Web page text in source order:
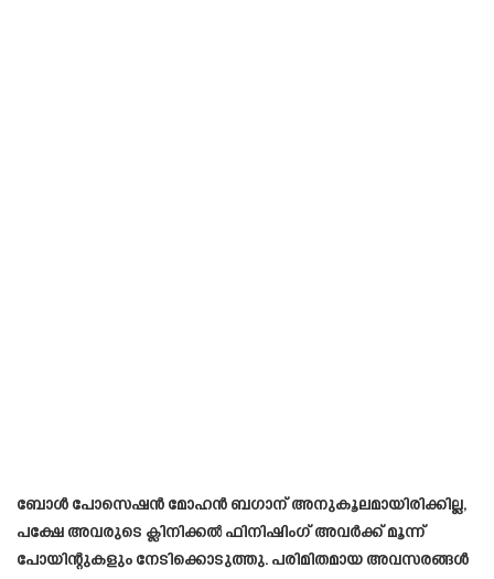
ബോൾ പോസെഷൻ മോഹൻ ബഗാന് അനുകൂലമായിരിക്കില്ല,
പക്ഷേ അവരുടെ ക്ലിനിക്കൽ ഫിനിഷിംഗ് അവർക്ക് മൂന്ന്
പോയിന്റുകളും നേടിക്കൊടുത്തു. പരിമിതമായ അവസരങ്ങൾ